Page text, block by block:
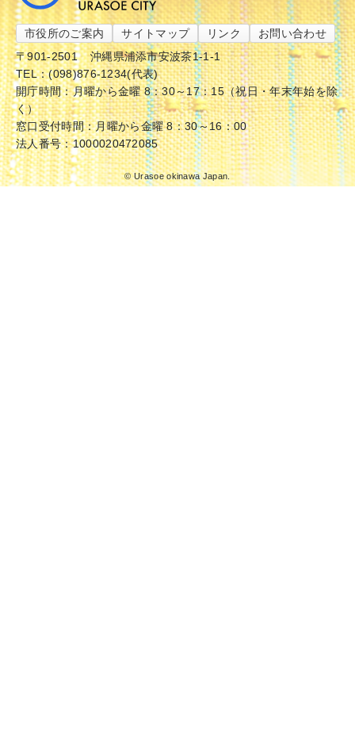
市役所のご案内 サイトマップ リンク
お問い合わせ
〒901-2501
沖縄県浦添市安波茶1-1-1
TEL：(098)876-1234(代表)
開庁時間：月曜から金曜 8：30～17：15（祝日・年末年始を除
く）
窓口受付時間：月曜から金曜 8：30～16：00
法人番号：1000020472085
© Urasoe okinawa Japan.